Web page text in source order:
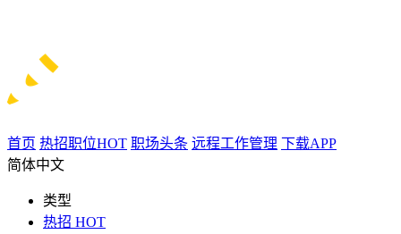
首页 热招职位HOT 职场头条 远程工作管理 下载APP
简体中文
类型
热招 HOT